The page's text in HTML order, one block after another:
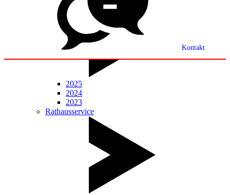
Kontakt
2025
2024
2023
Rathausservice